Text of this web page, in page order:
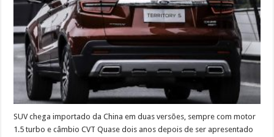
SUV chega importado da China em duas versões, sempre com motor
1.5 turbo e câmbio CVT Quase dois anos depois de ser apresentado